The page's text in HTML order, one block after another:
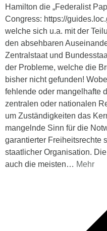
Hamilton die „Federalist
Congress: https://
welche sich u.a. mit der
den absehbaren
Zentralstaat und
der Probleme, welche die
bisher nicht gefunden!
fehlende oder mangelhafte
zentralen oder nationalen
um Zuständigkeiten das
mangelnde Sinn für die
garantierter Freiheitsrechte
staatlicher Organisation.
auch die meisten… Mehr